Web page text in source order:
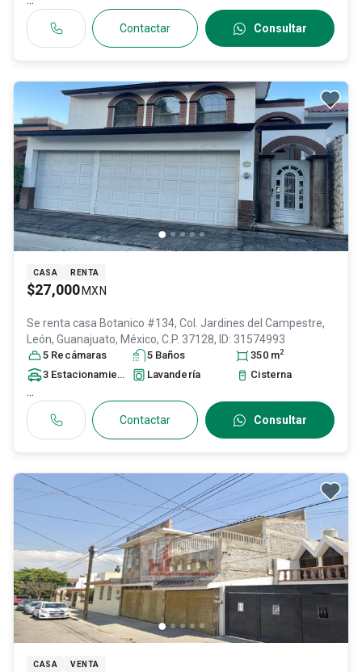
Contactar Consultar
CASA RENTA
$27,000 MXN
Se renta casa Botanico #134, Col. Jardines del Campestre,
León, Guanajuato, México, C.P. 37128, ID: 31574993
5 Recámaras 5 Baños 350 m2
3 Estacionamiento s Lavandería Cisterna
...
Contactar Consultar
CASA VENTA